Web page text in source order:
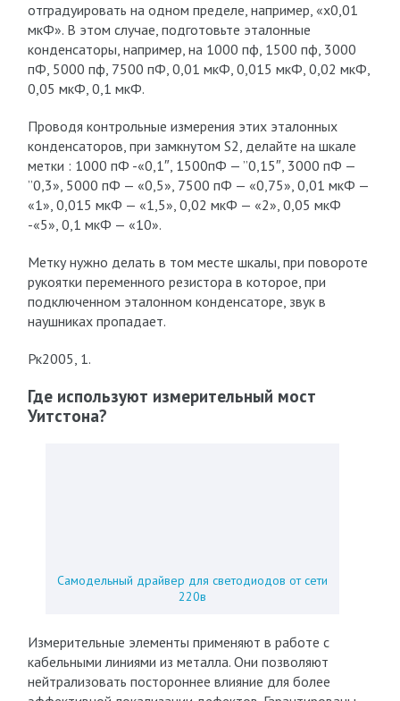
отградуировать на одном пределе, например, «х0,01
мкФ». В этом случае, подготовьте эталонные
конденсаторы, например, на 1000 пф, 1500 пф, 3000
пФ, 5000 пф, 7500 пФ, 0,01 мкФ, 0,015 мкФ, 0,02 мкФ,
0,05 мкФ, 0,1 мкФ.
Проводя контрольные измерения этих эталонных
конденсаторов, при замкнутом S2, делайте на шкале
метки : 1000 пФ -«0,1″, 1500пФ — ”0,15″, 3000 пФ —
”0,3», 5000 пФ — «0,5», 7500 пФ — «0,75», 0,01 мкФ —
«1», 0,015 мкФ — «1,5», 0,02 мкФ — «2», 0,05 мкФ
-«5», 0,1 мкФ — «10».
Метку нужно делать в том месте шкалы, при повороте
рукоятки переменного резистора в которое, при
подключенном эталонном конденсаторе, звук в
наушниках пропадает.
Рк2005, 1.
Где используют измерительный мост
Уитстона?
Самодельный драйвер для светодиодов от сети
220в
Измерительные элементы применяют в работе с
кабельными линиями из металла. Они позволяют
нейтрализовать постороннее влияние для более